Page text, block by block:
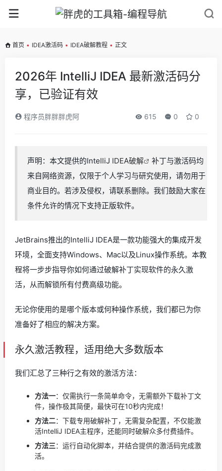
首页 • IDEA激活码 • IDEA破解教程 • 正文
2026年 IntelliJ IDEA 最新激活码分
享，已验证有效
程序员胖胖胖虎阿 615 0 0
声明：本文提供的IntelliJ IDEA破解
补丁与激活码均
来自网络资源，仅限于个人学习与研究使用，请勿用于
商业目的。若涉及侵权，请联系删除。我们鼓励大家在
条件允许的情况下支持正版软件。
JetBrains推出的IntelliJ IDEA是一款功能强大的集成开发
环境，全面支持Windows、Mac以及Linux操作系统。本教
程将一步步指导你如何通过破解补丁实现软件的永久激
活，从而解锁所有付费高级功能。
无论你使用的是哪个版本或何种操作系统，我们都已为你
准备好了相应的解决方案。
永久激活教程，适用绝大多数版本
我们汇总了三种行之有效的激活方法：
方法一：仅需执行一条简单命令，无需额外下载补丁文
件，操作极其简便，最快可在10秒内完成！
方法二：下载专用破解补丁，无需复杂配置，不仅能激
活IntelliJ IDEA主程序，还能同时破解众多付费插件。
方法三：运行自动化脚本，并结合提供的激活码完成激
活。